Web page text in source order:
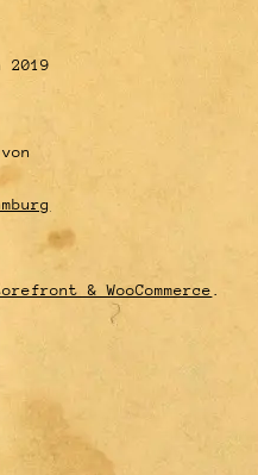
2019
& WooCommerce .